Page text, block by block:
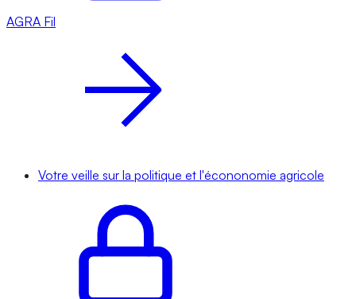
AGRA Fil
Votre veille sur la politique et l'écononomie agricole